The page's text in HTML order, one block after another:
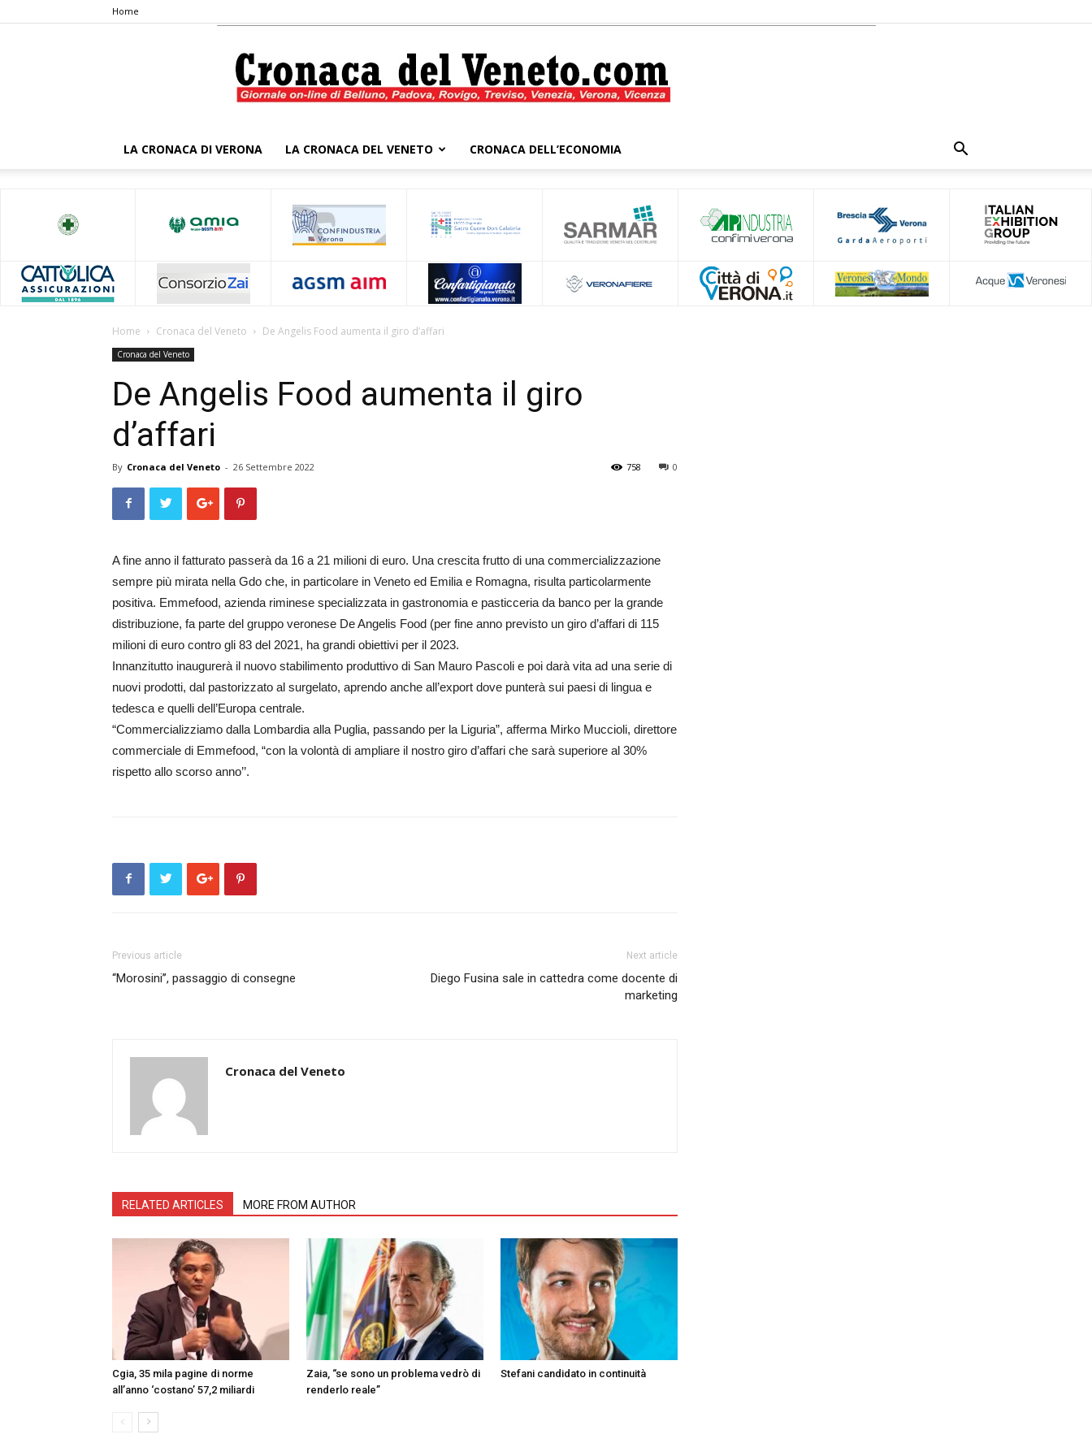
Home
Veneto
LA CRONACA DI VERONA LA CRONACA DEL VENETO CRONACA DELL’ECONOMIA
Home Cronaca del Veneto De Angelis Food aumenta il giro d’affari
Cronaca del Veneto
De Angelis Food aumenta il giro
d’affari
By Cronaca del Veneto - 26 Settembre 2022 0
758
A fine anno il fatturato passerà da 16 a 21 milioni di euro. Una crescita frutto di una commercializzazione
sempre più mirata nella Gdo che, in particolare in Veneto ed Emilia e Romagna, risulta particolarmente
positiva. Emmefood, azienda riminese specializzata in gastronomia e pasticceria da banco per la grande
distribuzione, fa parte del gruppo veronese De Angelis Food (per fine anno previsto un giro d’affari di 115
milioni di euro contro gli 83 del 2021, ha grandi obiettivi per il 2023.
Innanzitutto inaugurerà il nuovo stabilimento produttivo di San Mauro Pascoli e poi darà vita ad una serie di
nuovi prodotti, dal pastorizzato al surgelato, aprendo anche all’export dove punterà sui paesi di lingua e
tedesca e quelli dell’Europa centrale.
“Commercializziamo dalla Lombardia alla Puglia, passando per la Liguria”, afferma Mirko Muccioli, direttore
commerciale di Emmefood, “con la volontà di ampliare il nostro giro d’affari che sarà superiore al 30%
rispetto allo scorso anno’’.
Previous article
“Morosini’’, passaggio di consegne
Next article
Diego Fusina sale in cattedra come docente di
marketing
Cronaca del Veneto
RELATED ARTICLES MORE FROM AUTHOR
Cgia, 35 mila pagine di norme
all’anno ‘costano’ 57,2 miliardi
Zaia, “se sono un problema vedrò di
renderlo reale”
Stefani candidato in continuità